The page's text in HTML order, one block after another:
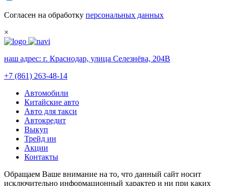
Согласен на обработку персональных данных
×
наш адрес: г. Краснодар, улица Селезнёва, 204В
+7 (861) 263-48-14
Автомобили
Китайские авто
Авто для такси
Автокредит
Выкуп
Трейд ин
Акции
Контакты
Обращаем Ваше внимание на то, что данный сайт носит
исключительно информационный характер и ни при каких